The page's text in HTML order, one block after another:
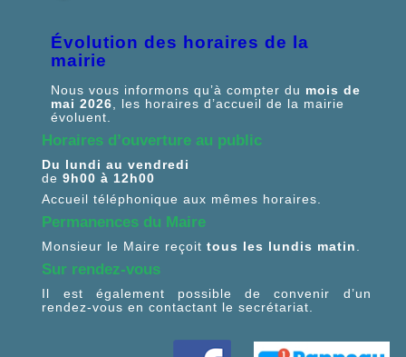
Évolution des horaires de la
mairie
Nous vous informons qu’à compter du mois de
mai 2026 , les horaires d’accueil de la mairie
évoluent.
Horaires d’ouverture au public
Du lundi au vendredi
de9h00 à 12h00
Accueil téléphonique aux mêmes horaires.
Permanences du Maire
Monsieur le Maire reçoittous les lundis matin
Sur rendez-vous
Il est également possible de convenir d’un
rendez-vous en contactant le secrétariat.